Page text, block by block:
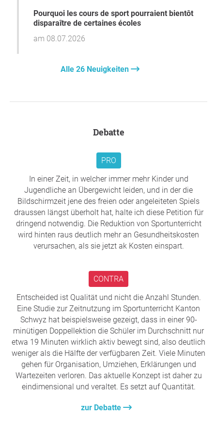
Pourquoi les cours de sport pourraient bientôt
disparaître de certaines écoles
am 08.07.2026
Alle 26 Neuigkeiten
Debatte
PRO
In einer Zeit, in welcher immer mehr Kinder und
Jugendliche an Übergewicht leiden, und in der die
Bildschirmzeit jene des freien oder angeleiteten Spiels
draussen längst überholt hat, halte ich diese Petition für
dringend notwendig. Die Reduktion von Sportunterricht
wird hinten raus deutlich mehr an Gesundheitskosten
verursachen, als sie jetzt ak Kosten einspart.
CONTRA
Entscheided ist Qualität und nicht die Anzahl Stunden.
Eine Studie zur Zeitnutzung im Sportunterricht Kanton
Schwyz hat beispielsweise gezeigt, dass in einer 90-
minütigen Doppellektion die Schüler im Durchschnitt nur
etwa 19 Minuten wirklich aktiv bewegt sind, also deutlich
weniger als die Hälfte der verfügbaren Zeit. Viele Minuten
gehen für Organisation, Umziehen, Erklärungen und
Wartezeiten verloren. Das aktuelle Konzept ist daher zu
eindimensional und veraltet. Es setzt auf Quantität.
zur Debatte